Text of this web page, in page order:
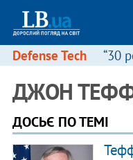
Defense Tech “30
ДЖОН
ДОСЬЄ ПО ТЕМІ